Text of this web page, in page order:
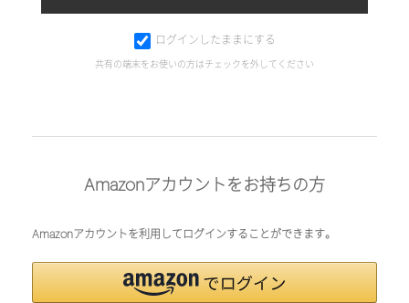
ログインしたままにする
共有の端末をお使いの方はチェックを外してください
Amazonアカウントをお持ちの方
Amazonアカウントを利用してログインすることができます。